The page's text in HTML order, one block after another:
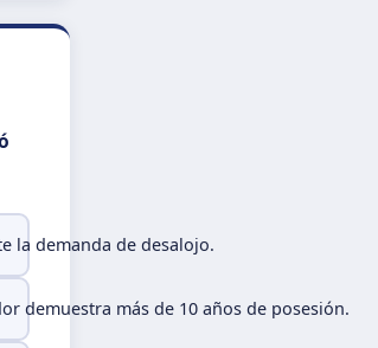
la demanda de desalojo.
demuestra más de 10 años de posesión.